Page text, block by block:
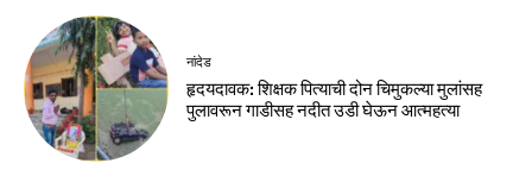
नांदेड
हृदयदावक: शिक्षक पित्याची दोन चिमुकल्या मुलांसह
पुलावरून गाडीसह नदीत उडी घेऊन आत्महत्या